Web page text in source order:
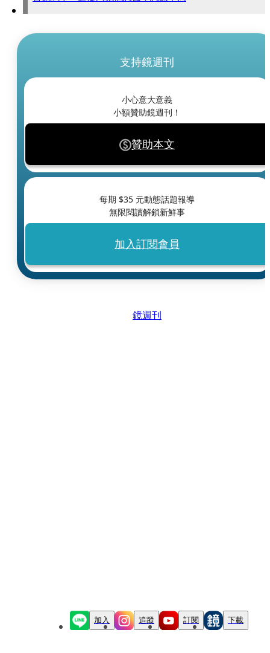
支持鏡週刊
小心意大意義
小額贊助鏡週刊！
贊助本文
每期 $35 元動態話題報導
無限閱讀解鎖新鮮事
加入訂閱會員
鏡週刊
加入 追蹤 訂閱 下載